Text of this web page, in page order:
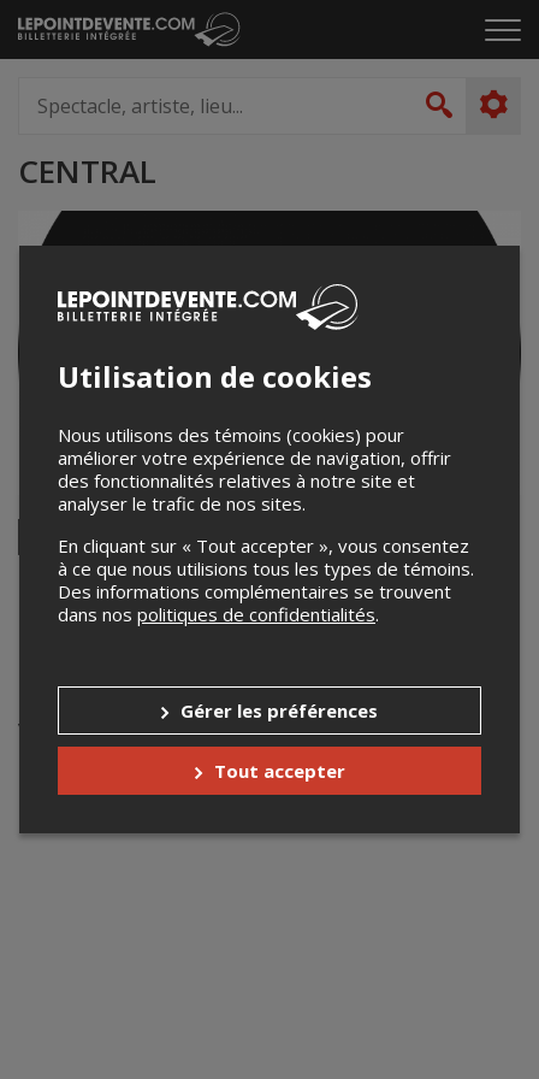
Passer
au
le
artiste,
lieu...
CENTRAL
Facebook
info@centralgranby.ca
centralgranby.ca
Événements à venir
Votre recherche n'a retourné aucun résultat.
Utilisation de cookies
Nous utilisons des témoins (cookies) pour
améliorer votre expérience de navigation, offrir
des fonctionnalités relatives à notre site et
analyser le trafic de nos sites.
En cliquant sur « Tout accepter », vous consentez
à ce que nous utilisions tous les types de témoins.
Des informations complémentaires se trouvent
dans nos politiques de confidentialités.
Gérer les préférences
Tout accepter